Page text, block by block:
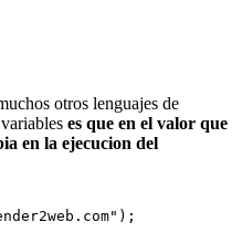
otros lenguajes de
es que en el valor que
en la ejecucion del